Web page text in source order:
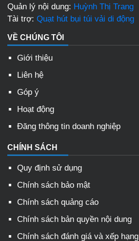
Quản lý nội dung: Huỳnh Thị Trang
Tài trợ: Quạt hút bụi túi vải di động
VỀ CHÚNG TÔI
Giới thiệu
Liên hệ
Góp ý
Hoạt động
Đăng thông tin doanh nghiệp
CHÍNH SÁCH
Quy định sử dụng
Chính sách bảo mật
Chính sách quảng cáo
Chính sách bản quyền nội dung
Chính sách đánh giá và xếp hạng